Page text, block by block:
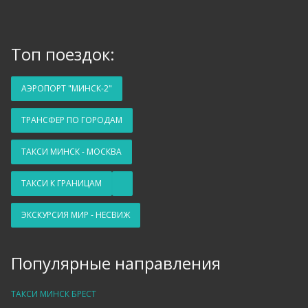
Топ поездок:
АЭРОПОРТ "МИНСК-2"
ТРАНСФЕР ПО ГОРОДАМ
ТАКСИ МИНСК - МОСКВА
ТАКСИ К ГРАНИЦАМ
ЭКСКУРСИЯ МИР - НЕСВИЖ
Популярные направления
ТАКСИ МИНСК БРЕСТ